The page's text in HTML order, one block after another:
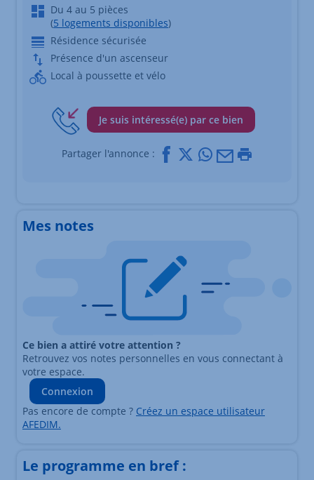
Du 4 au 5 pièces
(5 logements disponibles)
Résidence sécurisée
Présence d'un ascenseur
Local à poussette et vélo
Je suis intéressé(e) par ce bien
Partager l'annonce : Facebook
X Whatsapp
Mail
Mes notes
Ce bien a attiré votre attention ?
Retrouvez vos notes personnelles en vous connectant à
votre espace.
Connexion
Pas encore de compte ? Créez un espace utilisateur
AFEDIM.
Le programme en bref :